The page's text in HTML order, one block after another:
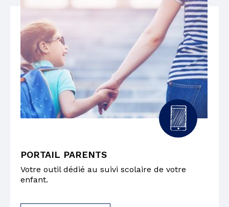
PORTAIL PARENTS
Votre outil dédié au suivi scolaire de votre
enfant.